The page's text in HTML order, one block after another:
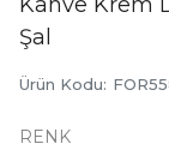
Şal
Ürün Kodu:
RENK